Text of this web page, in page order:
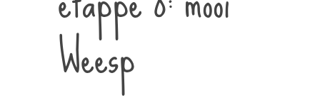
Weesp